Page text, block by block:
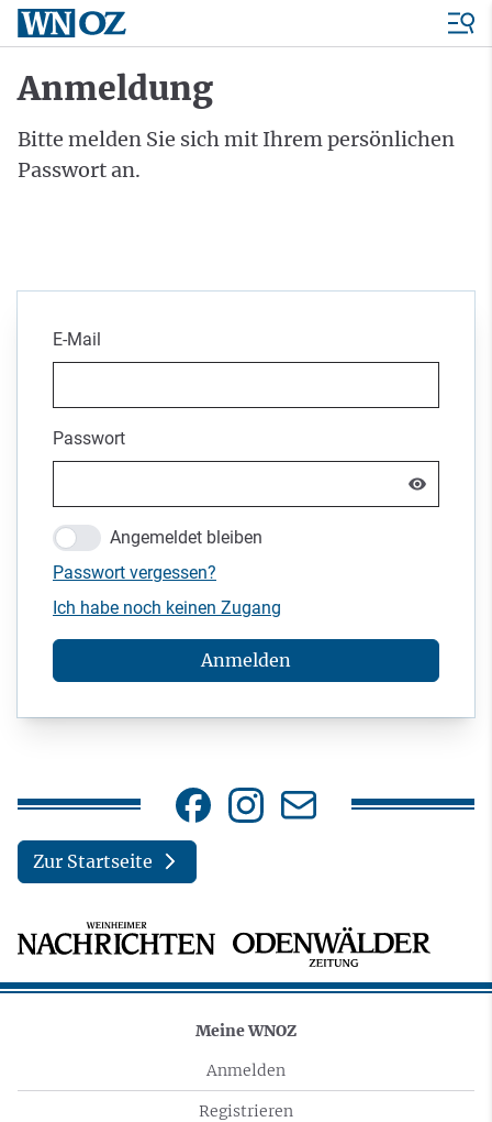
Anmeldung
Bitte melden Sie sich mit Ihrem persönlichen
Passwort an.
E-Mail
Passwort
Angemeldet bleiben
Passwort vergessen?
Ich habe noch keinen Zugang
Anmelden
Zur Startseite
Meine WNOZ
Anmelden
Registrieren